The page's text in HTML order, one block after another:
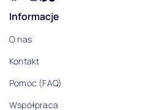
Informacje
O nas
Kontakt
Pomoc (FAQ)
Współpraca